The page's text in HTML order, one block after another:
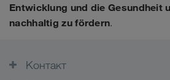
Entwicklung und die Gesundheit
nachhaltig zu fördern.
Контакт